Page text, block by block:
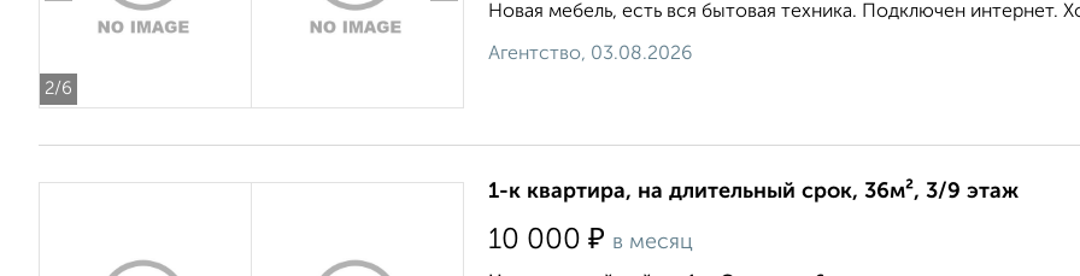
2/6
Новая мебель, есть вся бытовая техника. Подключен интернет.
Агентство, 03.08.2026
1-к квартира, на длительный срок, 36м², 3/9 этаж
10 000 ₽ в месяц